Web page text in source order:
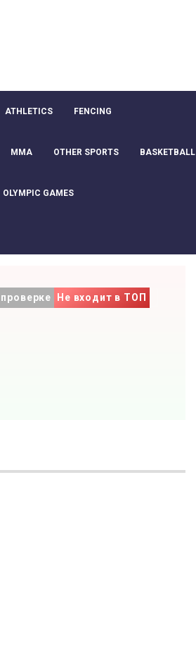
ATHLETICS FENCING
MMA OTHER SPORTS BASKETBALL
OLYMPIC GAMES
Не входит в ТОП